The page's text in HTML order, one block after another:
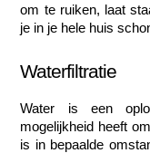
om te ruiken, laat
je in je hele huis
Waterfiltratie
Water is een
mogelijkheid heeft
is in bepaalde